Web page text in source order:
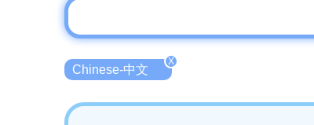
Chinese-中文
X